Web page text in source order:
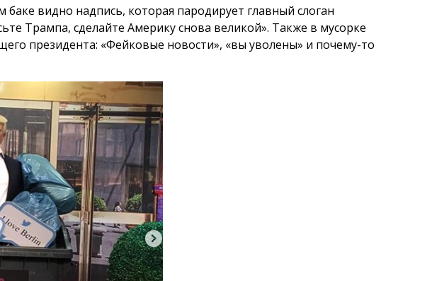
видно надпись, которая пародирует главный слоган
Трампа, сделайте Америку снова великой». Также в мусорке
президента: «Фейковые новости», «вы уволены» и почему-то